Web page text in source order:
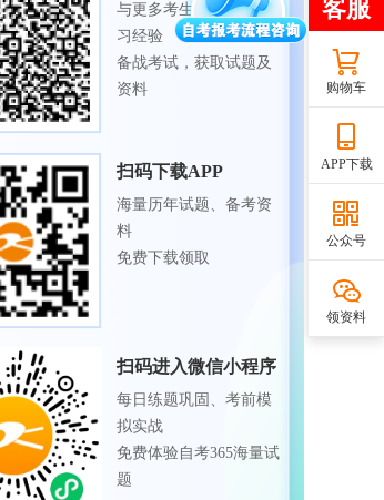
与更多考生一起交流学
习经验
备战考试，获取试题及
资料
扫码下载APP
海量历年试题、备考资
料
免费下载领取
扫码进入微信小程序
每日练题巩固、考前模
拟实战
免费体验自考365海量试
题
购物车
APP下载
公众号
领资料